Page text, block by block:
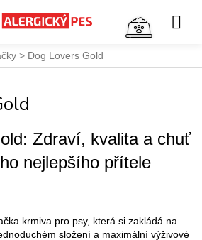
Dog Lovers Gold
Zdraví, kvalita a chuť
nejlepšího přítele
krmiva pro psy, která si zakládá na
složení a maximální výživové